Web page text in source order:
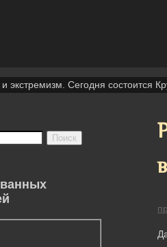
и экстремизм. Сегодня
Поиск